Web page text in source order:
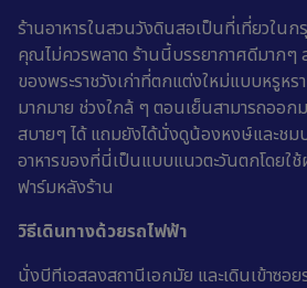
ร้านอาหารในสวนวังดินสอเป็นที่เที่ยวใน
คุณไม่ควรพลาด ร้านนี้บรรยากาศดีมากๆ
ของพระราชวังเก่าที่ตกแต่งใหม่แบบหรูหร
มากมาย ช่วงใกล้ ๆ ตอนเย็นสามารถออ
สบายๆ ได้ แถมยังได้นั่งดูน้องหงษ์และชม
อาหารของที่นี่เป็นแบบแนวตะวันตกโดยใ
ฟาร์มหลังร้าน
วิธีเดินทางด้วยรถไฟฟ้า
นั่งบีทีเอสลงสถานีเอกมัย และเดินเข้าซอย